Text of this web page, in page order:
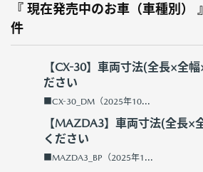
『 現在発売中のお車（車種別）
件
【CX-30】車両寸法(全長×全
ださい
■CX-30_DM（2025年10...
【MAZDA3】車両寸法(全長×
ください
■MAZDA3_BP（2025年1...